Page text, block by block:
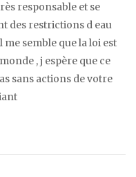
responsable et se
des restrictions d eau
semble que la loi est
, j espère que ce
sans actions de votre